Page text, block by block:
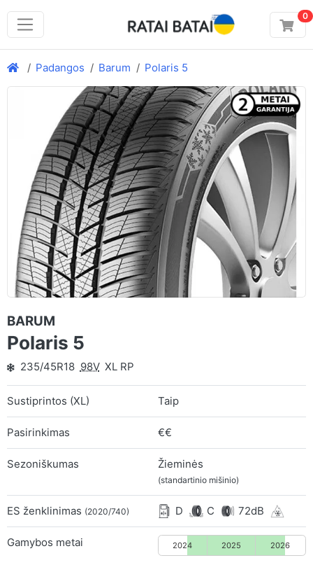
0
Padangos Barum Polaris 5
BARUM
Polaris 5
235/45R18 98V XL RP
Sustiprintos (XL) Taip
Pasirinkimas €€
Sezoniškumas Žieminės
(standartinio mišinio)
ES ženklinimas (2020/740) D C 72dB
Gamybos metai 2024 2025 2026